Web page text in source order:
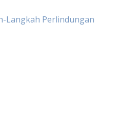
Langkah Perlindungan